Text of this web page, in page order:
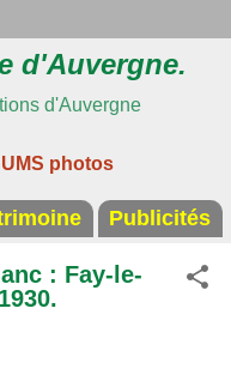
d'Auvergne.
d'Auvergne
photos
Publicités
: Fay-le-